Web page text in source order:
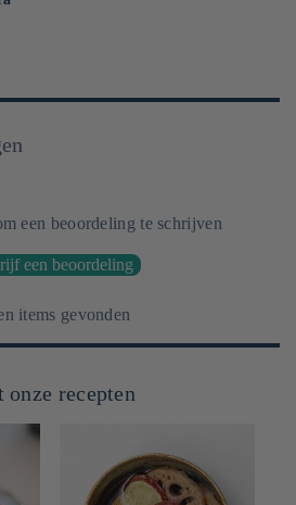
een beoordeling te schrijven
een beoordeling
items gevonden
onze recepten